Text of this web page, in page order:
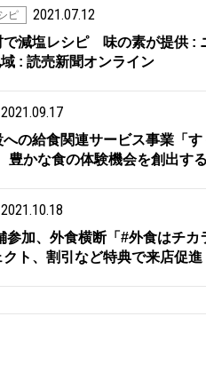
ピ 2021.07.12
で減塩レシピ 味の素が提供 :
: 読売新聞オンライン
2021.09.17
の給食関連サービス事業「す
かな食の体験機会を創出す
2021.10.18
参加、外食横断「#外食はチカ
クト、割引など特典で来店促